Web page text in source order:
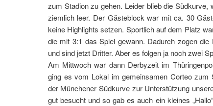
zum Stadion zu gehen. Leider blieb die Südkurve,
ziemlich leer. Der Gästeblock war mit ca. 30
keine Highlights setzen. Sportlich auf dem Platz
die mit 3:1 das Spiel gewann. Dadurch zogen
und sind jetzt Dritter. Aber es folgen ja noch zwei
Am Mittwoch war dann Derbyzeit im
ging es vom Lokal im gemeinsamen Corteo zum
der Münchener Südkurve zur Unterstützung
gut besucht und so gab es auch ein kleines